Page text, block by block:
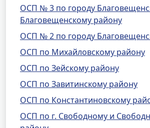
ОСП № 3 по городу
Благовещенскому району
ОСП № 2 по городу
ОСП по Михайловскому району
ОСП по Зейскому району
ОСП по Завитинскому району
ОСП по Константиновскому
ОСП по г. Свободному и